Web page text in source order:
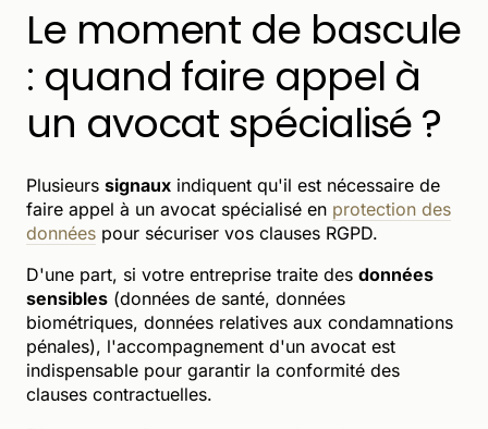
Le moment de bascule
: quand faire appel à
un avocat spécialisé ?
Plusieurs signaux indiquent qu'il est nécessaire de
faire appel à un avocat spécialisé en protection des
données pour sécuriser vos clauses RGPD.
D'une part, si votre entreprise traite des données
sensibles (données de santé, données
biométriques, données relatives aux condamnations
pénales), l'accompagnement d'un avocat est
indispensable pour garantir la conformité des
clauses contractuelles.